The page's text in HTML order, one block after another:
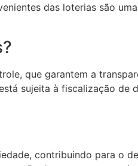
das loterias são
que garantem a
sujeita à fiscalização
contribuindo para o